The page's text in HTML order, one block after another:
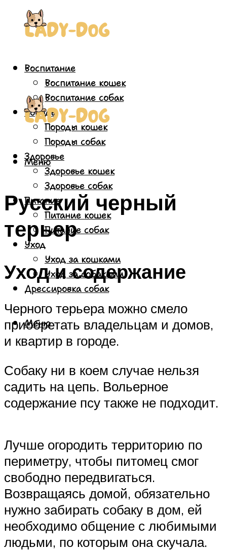
Воспитание
Воспитание кошек
Воспитание собак
Породы
Породы кошек
Породы собак
Здоровье
Здоровье кошек
Здоровье собак
Питание
Питание кошек
Питание собак
Уход
Уход за кошками
Уход за собаками
Дрессировка собак
Меню
Меню
Русский черный
терьер
Уход и содержание
Черного терьера можно смело
приобретать владельцам и домов,
и квартир в городе.
Собаку ни в коем случае нельзя
садить на цепь. Вольерное
содержание псу также не подходит.
Лучше огородить территорию по
периметру, чтобы питомец смог
свободно передвигаться.
Возвращаясь домой, обязательно
нужно забирать собаку в дом, ей
необходимо общение с любимыми
людьми, по которым она скучала.